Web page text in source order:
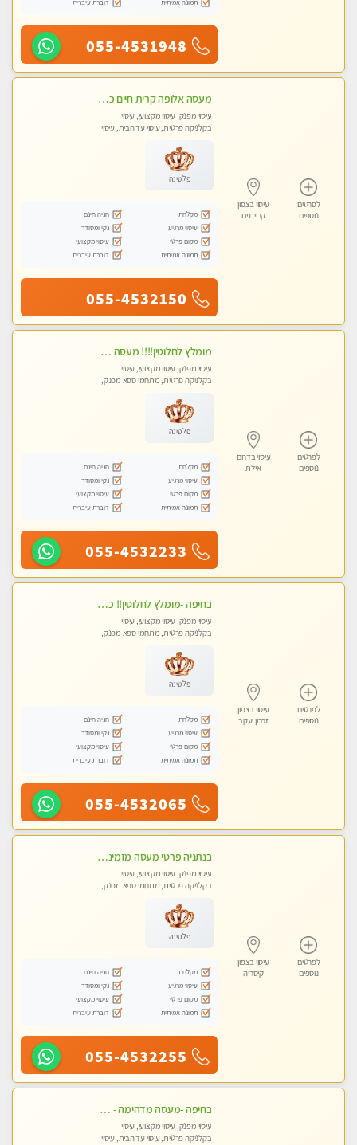
055-4531948
לפרטים
נוספים
עיסוי בצפון
קריית ים
מעסה אלופה קרית חיים כל סוגי העיסויים מעסה מקצועית ואיכותית פרטי!!
עיסוי מפנק, עיסוי מקצועי, עיסוי
בקלניקה פרטית, עיסוי עד הבית, עיסוי
פלטינה
מקלחת
חניה חינם
עיסוי מרגיע
נקי ומסודר
מקום פרטי
עיסוי מקצועי
תמונה אמיתית
דוברת עיברית
055-4532150
לפרטים
נוספים
עיסוי בדרום
אילת
מומלץ לחלוטין!!!! מעסה מקצועית מהממת ואיכותית פרטי!!!לזוגות +לבית המלון - ללא מין !!
עיסוי מפנק, עיסוי מקצועי, עיסוי
בקלניקה פרטית, מתחמי ספא מפנק,
פלטינה
מקלחת
חניה חינם
עיסוי מרגיע
נקי ומסודר
מקום פרטי
עיסוי מקצועי
תמונה אמיתית
דוברת עיברית
055-4532233
לפרטים
נוספים
עיסוי בצפון
זכרון יעקב
בחיפה -מומלץ לחלוטין!! כל סוגי העיסויים מעסה מקצועית ואיכותית פרטי!!!
עיסוי מפנק, עיסוי מקצועי, עיסוי
בקלניקה פרטית, מתחמי ספא מפנק,
טנטרה
פלטינה
מקלחת
חניה חינם
עיסוי מרגיע
נקי ומסודר
מקום פרטי
עיסוי מקצועי
תמונה אמיתית
דוברת עיברית
055-4532065
לפרטים
נוספים
עיסוי בצפון
קיסריה
בנתניה פרטי מעסה מזמינה אותך למפגש אחד על אחד בלי שותפות! פינוק מרגיע vip
עיסוי מפנק, עיסוי מקצועי, עיסוי
בקלניקה פרטית, מתחמי ספא מפנק,
פלטינה
מקלחת
חניה חינם
עיסוי מרגיע
נקי ומסודר
מקום פרטי
עיסוי מקצועי
תמונה אמיתית
דוברת עיברית
055-4532255
בחיפה -מעסה מדהימה - כל סוגי העיסויים מעסה מקצועית ואיכותית פרטי!!!
עיסוי מפנק, עיסוי מקצועי, עיסוי
בקלניקה פרטית, עיסוי עד הבית, עיסוי